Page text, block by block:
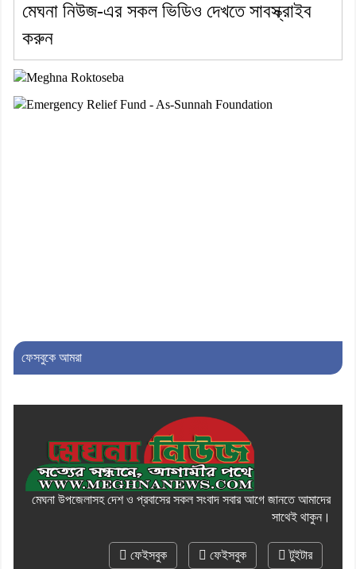
৬। দাউদকান্দিতে উপজেলা আইন-শৃঙ্খলা
নিলেন ড. খন্দকার মারুফ হোসেন
চেষ্টা ও প্রাণনাশের হুমকির অভিযোগ
মেঘনা নিউজ-এর সকল ভিডিও দেখতে সাবস্ক্রাইব
করুন
ফেসবুকে আমরা
মেঘনা উপজেলাসহ দেশ ও প্রবাসের সকল সংবাদ সবার আগে জানতে আমাদের
সাথেই থাকুন।
ফেইসবুক ফেইসবুক টুইটার